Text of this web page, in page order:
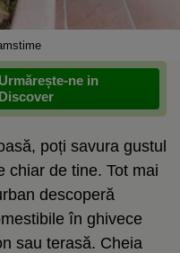
Urmărește-ne in
Discover
poți savura gustul
chiar de tine. Tot mai
descoperă
în ghivece
sau terasă. Cheia